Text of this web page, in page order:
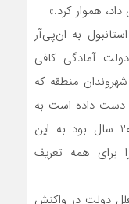
هموار کرد.»
به ان‌پی‌آر
آمادگی کافی
ساله، یکی از شهروندان منطقه که
از دست داده است به
خبرنگار نیویورک تایمز می‌گوید: «من ۲۰ سال بود به این
برای همه تعریف
دولت در واکنش